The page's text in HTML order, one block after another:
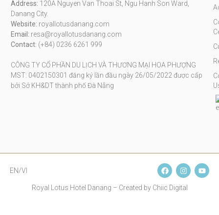
Address: 120A Nguyen Van Thoai St, Ngu Hanh Son Ward,
Danang City.
Website: royallotusdanang.com
Email: resa@royallotusdanang.com
Contact: (+84) 0236 6261 999
CÔNG TY CỔ PHẦN DU LỊCH VÀ THƯƠNG MẠI HOA PHƯỢNG
MST: 0402150301 đăng ký lần đầu ngày 26/05/2022 được cấp
bởi Sở KH&DT thành phố Đà Nẵng
EN/VI
Royal Lotus Hotel Danang – Created by Chiic Digital